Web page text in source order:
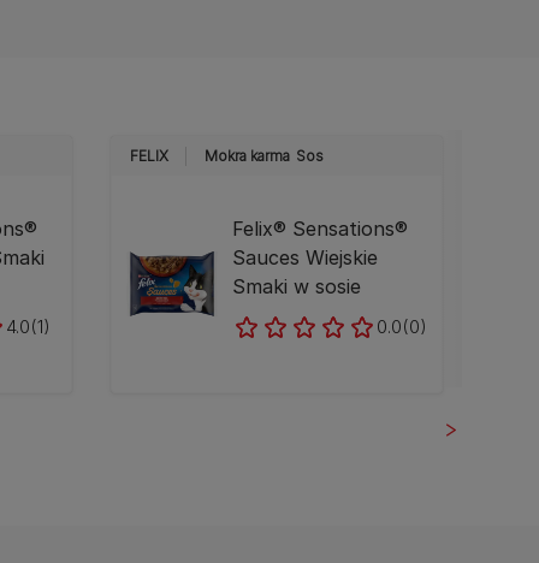
4.0(1)
FELIX Mokra karma Sos
Felix® Sensations®
Sauces Wiejskie
Smaki w sosie
0.0(0)